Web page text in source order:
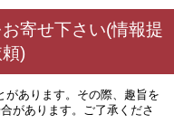
寄せ下さい(情報提
)
があります。その際、趣旨を
があります。ご了承くださ